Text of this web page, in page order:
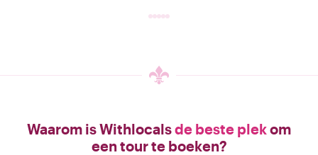
Waarom is Withlocalsde beste plekom
een tour te boeken?